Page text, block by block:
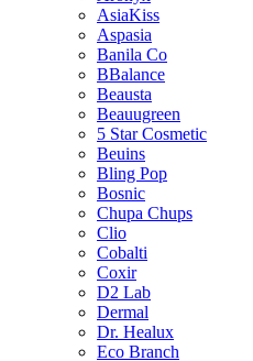
AsiaKiss
Aspasia
Banila Co
BBalance
Beausta
Beauugreen
5 Star Cosmetic
Beuins
Bling Pop
Bosnic
Chupa Chups
Clio
Cobalti
Coxir
D2 Lab
Dermal
Dr. Healux
Eco Branch